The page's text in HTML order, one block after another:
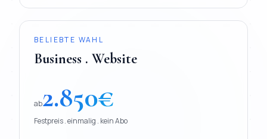
BELIEBTE WAHL
Business . Website
ab2.850€
Festpreis . einmalig . kein Abo